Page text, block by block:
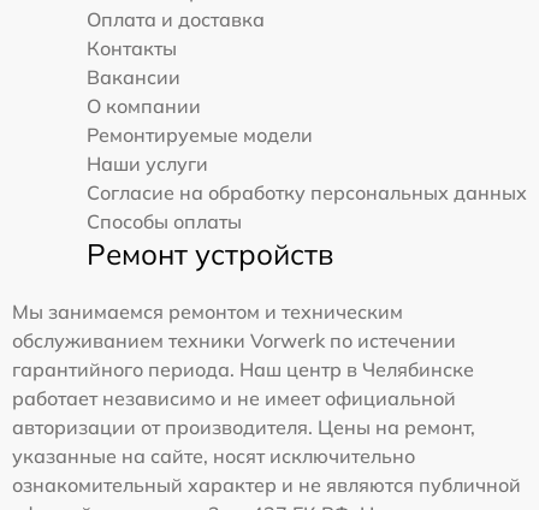
Оплата и доставка
Контакты
Вакансии
О компании
Ремонтируемые модели
Наши услуги
Согласие на обработку персональных данных
Способы оплаты
Ремонт устройств
Мы занимаемся ремонтом и техническим
обслуживанием техники Vorwerk по истечении
гарантийного периода. Наш центр в Челябинске
работает независимо и не имеет официальной
авторизации от производителя. Цены на ремонт,
указанные на сайте, носят исключительно
ознакомительный характер и не являются публичной